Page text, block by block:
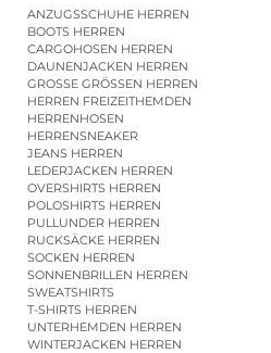
ANZUGSSCHUHE HERREN
BOOTS HERREN
CARGOHOSEN HERREN
DAUNENJACKEN HERREN
GROSSE GRÖSSEN HERREN
HERREN FREIZEITHEMDEN
HERRENHOSEN
HERRENSNEAKER
JEANS HERREN
LEDERJACKEN HERREN
OVERSHIRTS HERREN
POLOSHIRTS HERREN
PULLUNDER HERREN
RUCKSÄCKE HERREN
SOCKEN HERREN
SONNENBRILLEN HERREN
SWEATSHIRTS
T-SHIRTS HERREN
UNTERHEMDEN HERREN
WINTERJACKEN HERREN